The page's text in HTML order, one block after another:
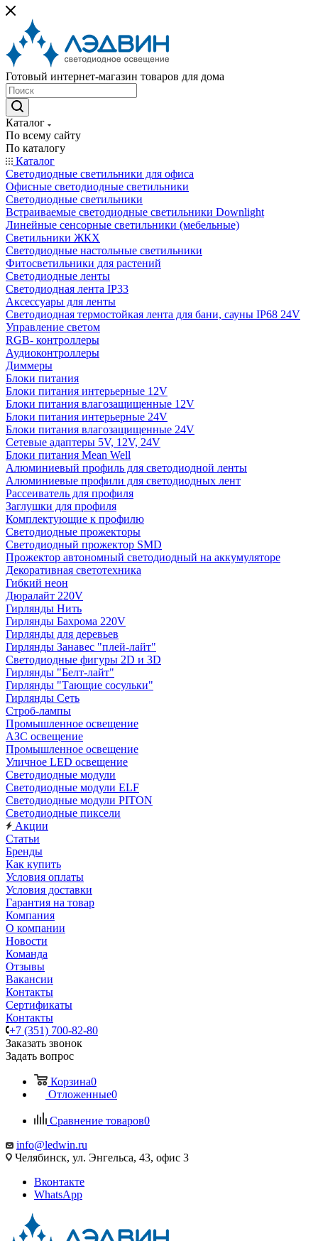
Готовый интернет-магазин товаров для дома
Каталог
По всему сайту
По каталогу
Каталог
Светодиодные светильники для офиса
Офисные светодиодные светильники
Светодиодные светильники
Встраиваемые светодиодные светильники Downlight
Линейные сенсорные светильники (мебельные)
Светильники ЖКХ
Светодиодные настольные светильники
Фитосветильники для растений
Светодиодные ленты
Светодиодная лента IP33
Аксессуары для ленты
Светодиодная термостойкая лента для бани, сауны IP68 24V
Управление светом
RGB- контроллеры
Аудиоконтроллеры
Диммеры
Блоки питания
Блоки питания интерьерные 12V
Блоки питания влагозащищенные 12V
Блоки питания интерьерные 24V
Блоки питания влагозащищенные 24V
Сетевые адаптеры 5V, 12V, 24V
Блоки питания Mean Well
Алюминиевый профиль для светодиодной ленты
Алюминиевые профили для светодиодных лент
Рассеиватель для профиля
Заглушки для профиля
Комплектующие к профилю
Светодиодные прожекторы
Светодиодный прожектор SMD
Прожектор автономный светодиодный на аккумуляторе
Декоративная светотехника
Гибкий неон
Дюралайт 220V
Гирлянды Нить
Гирлянды Бахрома 220V
Гирлянды для деревьев
Гирлянды Занавес "плей-лайт"
Светодиодные фигуры 2D и 3D
Гирлянды "Белт-лайт"
Гирлянды "Тающие сосульки"
Гирлянды Сеть
Строб-лампы
Промышленное освещение
АЗС освещение
Промышленное освещение
Уличное LED освещение
Светодиодные модули
Светодиодные модули ELF
Светодиодные модули PITON
Светодиодные пиксели
Акции
Статьи
Бренды
Как купить
Условия оплаты
Условия доставки
Гарантия на товар
Компания
О компании
Новости
Команда
Отзывы
Вакансии
Контакты
Сертификаты
Контакты
+7 (351) 700-82-80
Заказать звонок
Задать вопрос
Корзина0
Отложенные0
Сравнение товаров0
info@ledwin.ru
Челябинск, ул. Энгельса, 43, офис 3
Вконтакте
WhatsApp